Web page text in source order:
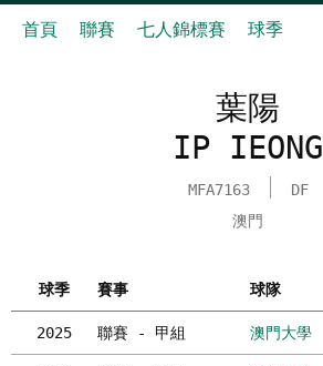
首頁 聯賽 七人錦標賽 球季
葉陽
IP IEONG
MFA7163
DF
澳門
球季 賽事 球隊
2025 聯賽 - 甲組 澳門大學